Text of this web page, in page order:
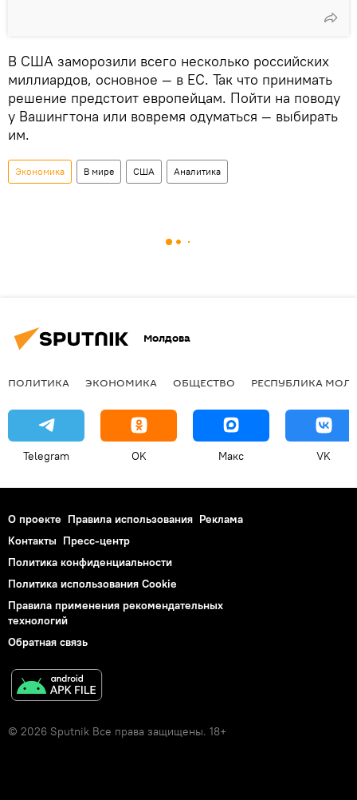
В США заморозили всего несколько российских
миллиардов, основное — в ЕС. Так что принимать
решение предстоит европейцам. Пойти на поводу
у Вашингтона или вовремя одуматься — выбирать
им.
Экономика В мире США Аналитика
Молдова
ПОЛИТИКА ЭКОНОМИКА ОБЩЕСТВО РЕСПУБЛИКА
Telegram OK Макс VK
О проекте Правила использования Реклама
Контакты Пресс-центр
Политика конфиденциальности
Политика использования Cookie
Правила применения рекомендательных
технологий
Обратная связь
© 2026 Sputnik Все права защищены. 18+